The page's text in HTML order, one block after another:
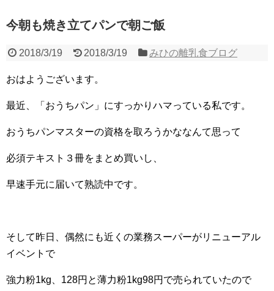
今朝も焼き立てパンで朝ご飯
2018/3/19 2018/3/19 みひの離乳食ブログ
おはようございます。
最近、「おうちパン」にすっかりハマっている私です。
おうちパンマスターの資格を取ろうかななんて思って
必須テキスト３冊をまとめ買いし、
早速手元に届いて熟読中です。
そして昨日、偶然にも近くの業務スーパーがリニューアル
イベントで
強力粉1kg、128円と薄力粉1kg98円で売られていたので